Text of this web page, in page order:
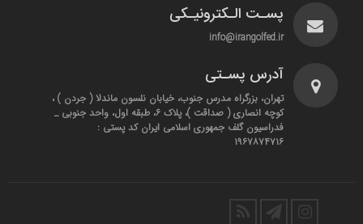
پسـت الـکترونیـکی
info@irangolfed.ir
آدرس پسـتی
تهران، بزرگراه مدرس جنوب، خیابان نلسون ماندلا ( جردن ) ،
کوچه انصاری ( صداقت )، پلاک ۶، طبقه اول، واحد جنوبی _
فدراسیون گلف جمهوری اسلامی ایران کد پستی :
۱۹۶۷۸۷۴۷۱۶